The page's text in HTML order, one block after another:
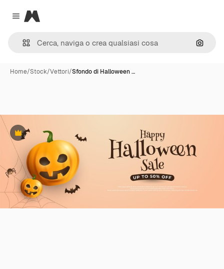
Close menu
Magnific
Cerca
Home/Stock/Vettori/Sfondo di Halloween …
Premium